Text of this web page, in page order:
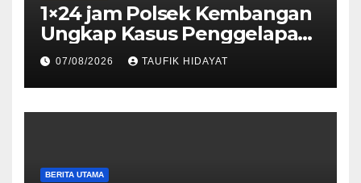
1×24 jam Polsek Kembangan
Ungkap Kasus Penggelapan
Motor Bermodus Kenalan di
Aplikasi Kencan, Pelaku
Dibekuk di Ciputat
07/08/2026 TAUFIK HIDAYAT
BERITA UTAMA